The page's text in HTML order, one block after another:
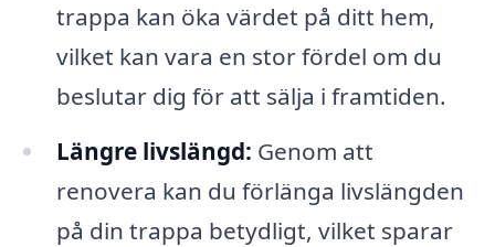
trappa kan öka värdet på ditt hem,
vilket kan vara en stor fördel om du
beslutar dig för att sälja i framtiden.
Längre livslängd: Genom att
renovera kan du förlänga livslängden
på din trappa betydligt, vilket sparar